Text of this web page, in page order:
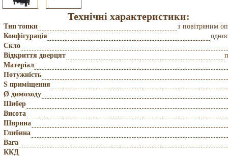
Технічні характеристики:
Тип топки
з повітряним
Конфігурація
Скло
Відкриття дверцят
Матеріал
Потужність
S приміщення
Ø димоходу
Шибер
Висота
Ширина
Глибина
Вага
ККД